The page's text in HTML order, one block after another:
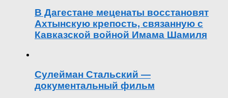
В Дагестане меценаты восстановят
Ахтынскую крепость, связанную с
Кавказской войной Имама Шамиля
Сулейман Стальский —
документальный фильм